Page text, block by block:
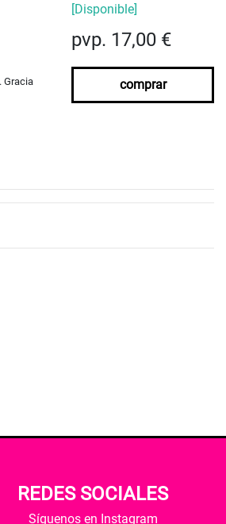
Gracia
[Disponible]
pvp. 17,00 €
comprar
REDES SOCIALES
Síguenos en Instagram